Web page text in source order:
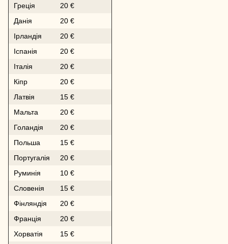
Греція
20 €
Данія
20 €
Ірландія
20 €
Іспанія
20 €
Італія
20 €
Кіпр
20 €
Латвія
15 €
Мальта
20 €
Голандія
20 €
Польша
15 €
Португалія
20 €
Руминія
10 €
Словенія
15 €
Фінляндія
20 €
Франція
20 €
Хорватія
15 €